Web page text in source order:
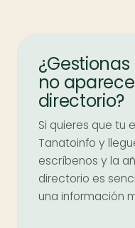
no
directorio?
Si quieres que tu
Tanatoinfo y
escríbenos y la
directorio es
una información